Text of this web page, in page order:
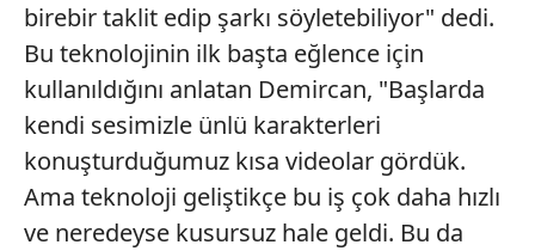
birebir taklit edip şarkı söyletebiliyor" dedi.
Bu teknolojinin ilk başta eğlence için
kullanıldığını anlatan Demircan, "Başlarda
kendi sesimizle ünlü karakterleri
konuşturduğumuz kısa videolar gördük.
Ama teknoloji geliştikçe bu iş çok daha hızlı
ve neredeyse kusursuz hale geldi. Bu da